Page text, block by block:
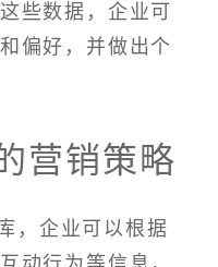
些数据，企业可
偏好，并做出个
营销策略
，企业可以根据